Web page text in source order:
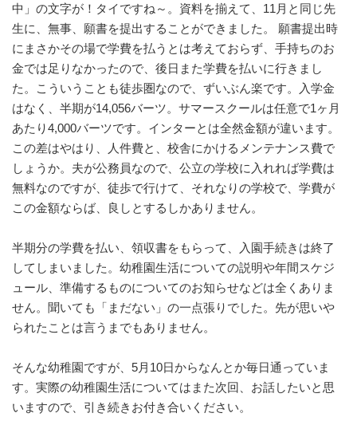
中」の文字が！タイですね～。資料を揃えて、11月と同じ先
生に、無事、願書を提出することができました。 願書提出時
にまさかその場で学費を払うとは考えておらず、手持ちのお
金では足りなかったので、後日また学費を払いに行きまし
た。こういうことも徒歩圏なので、ずいぶん楽です。入学金
はなく、半期が14,056バーツ。サマースクールは任意で1ヶ月
あたり4,000バーツです。インターとは全然金額が違います。
この差はやはり、人件費と、校舎にかけるメンテナンス費で
しょうか。夫が公務員なので、公立の学校に入れれば学費は
無料なのですが、徒歩で行けて、それなりの学校で、学費が
この金額ならば、良しとするしかありません。
半期分の学費を払い、領収書をもらって、入園手続きは終了
してしまいました。幼稚園生活についての説明や年間スケジ
ュール、準備するものについてのお知らせなどは全くありま
せん。聞いても「まだない」の一点張りでした。先が思いや
られたことは言うまでもありません。
そんな幼稚園ですが、5月10日からなんとか毎日通っていま
す。実際の幼稚園生活についてはまた次回、お話したいと思
いますので、引き続きお付き合いください。